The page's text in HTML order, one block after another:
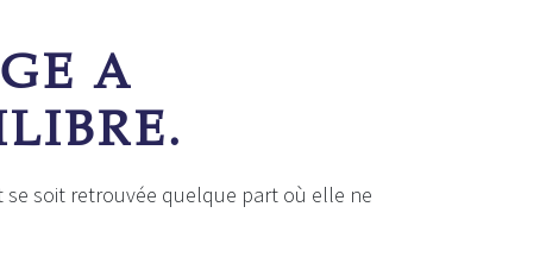
A
soit retrouvée quelque part où elle ne